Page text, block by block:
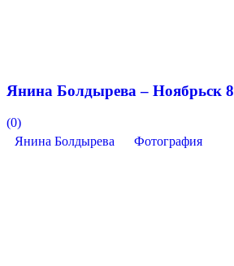
Янина Болдырева – Ноябрьск 8
(0)
Янина Болдырева
Фотография